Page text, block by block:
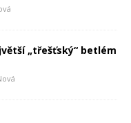
„třešťský“ betlém